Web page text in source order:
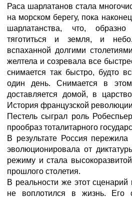
Раса шарлатанов стала
на морском берегу, пока
шарлатанства, что,
тяготиться и земля, и
вспаханной долгими
желтела и созревала все
снимается так быстро, будто
один день. Снимается в
доставляется домой, в
История французской
Пестель сыграл роль
прообраз тоталитарного
В результате Россия пережила
эволюционировала от
режиму и стала
прошлого столетия.
В реальности же этот
не воплотился в жизнь. Его